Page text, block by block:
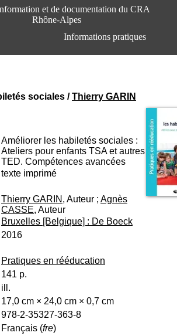
et de documentation du CRA
Rhône-Alpes
Informations pratiques
Centre Hospitalier le Vinatier
bât 211
Lundi au Vendredi
9h00-12h00 13h30-16h00
Contact
+33(0)4 37 91 54 65
+33(0)4 37 91 54 37
Mail
sociales /Thierry GARIN
Améliorer les habiletés sociales :
Ateliers pour enfants TSA et autres
TED. Compétences avancées
texte imprimé
Thierry GARIN , Auteur ; Agnès
CASSE, Auteur
Bruxelles [Belgique] : De Boeck
2016
Pratiques en rééducation
141 p.
ill.
17,0 cm × 24,0 cm × 0,7 cm
978-2-35327-363-8
Français (fre)
e
n
f
a
t
o
e
t
d
e
D
c
u
m
e
n
t
a